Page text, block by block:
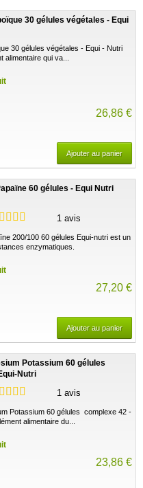
30 gélules végétales - Equi
30 gélules végétales - Equi - Nutri
alimentaire qui va...
26,86 €
Ajouter au panier
60 gélules - Equi Nutri
1 avis
200/100 60 gélules Equi-nutri est un
enzymatiques.
27,20 €
Ajouter au panier
Potassium 60 gélules
Nutri
1 avis
Potassium 60 gélules complexe 42 -
alimentaire du...
23,86 €